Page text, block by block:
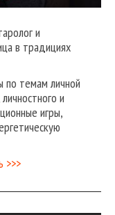
и
в традициях
по темам личной
и
игры,
>>>